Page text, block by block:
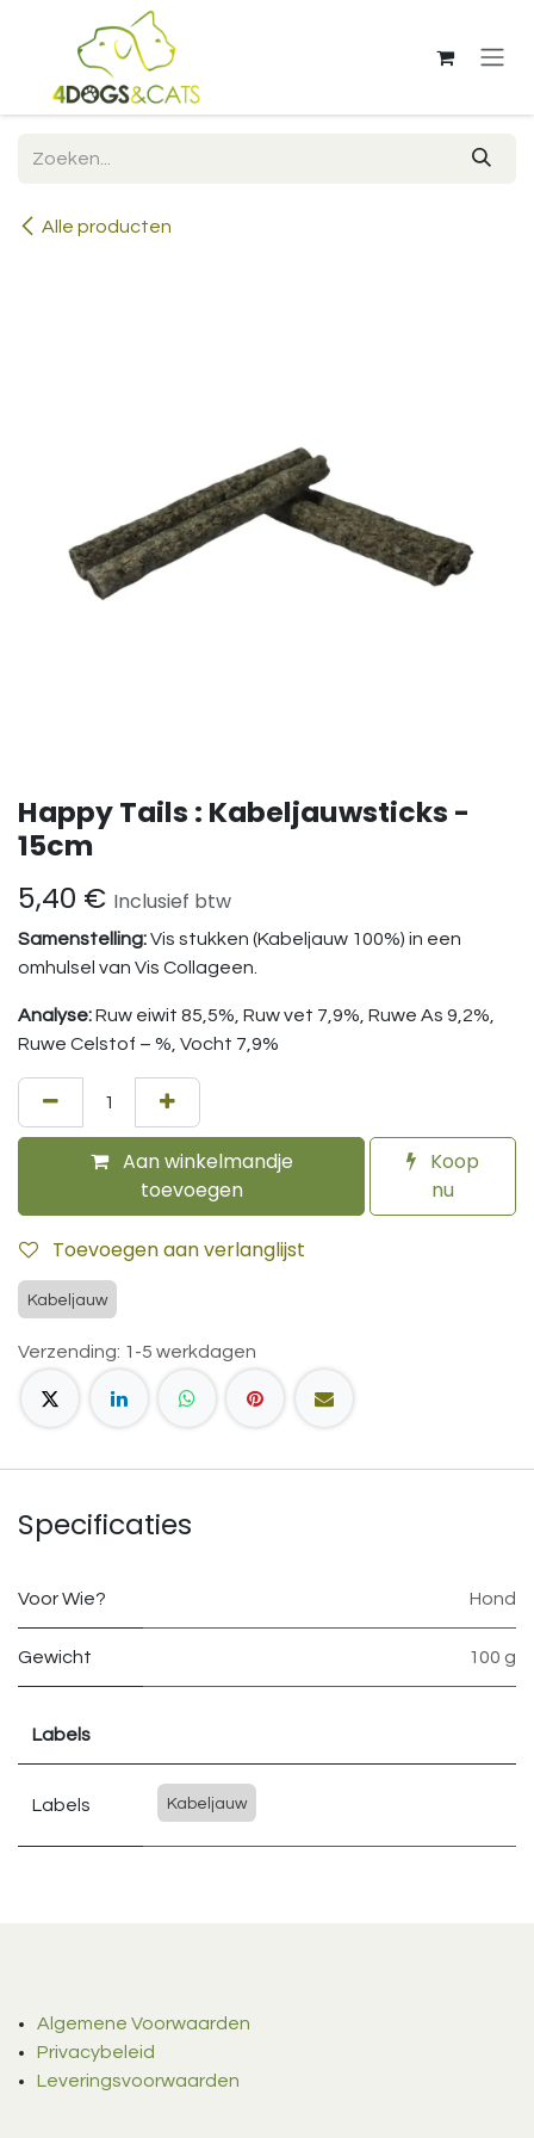
Overslaan naar inhoud
Alle producten
Happy Tails : Kabeljauwsticks -
15cm
5,40 € Inclusief btw
Samenstelling:Vis stukken (Kabeljauw 100%) in een
omhulsel van Vis Collageen.
Analyse:Ruw eiwit 85,5%, Ruw vet 7,9%, Ruwe As 9,2%,
Ruwe Celstof – %, Vocht 7,9%
Aan winkelmandje
toevoegen
Koop
nu
Toevoegen aan verlanglijst
Kabeljauw
Verzending: 1-5 werkdagen
Specificaties
Voor Wie? Hond
Gewicht 100 g
Labels
Labels Kabeljauw
Algemene Voorwaarden
Privacybeleid
Leveringsvoorwaarden